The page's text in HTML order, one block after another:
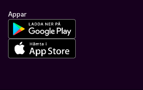
Appar